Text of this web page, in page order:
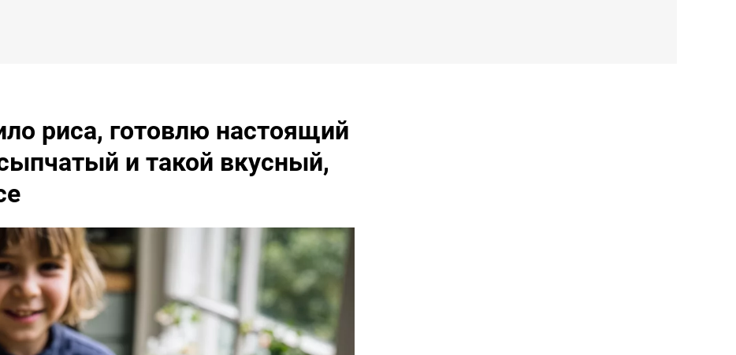
риса, готовлю настоящий
и такой вкусный,